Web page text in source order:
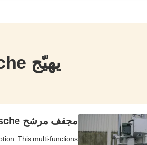
يهيّج Nutsche مرشح مجفف
مجفف مرشح Nutsche بالضغط للغسيل والتصفية والتجفيف
This multi-functions